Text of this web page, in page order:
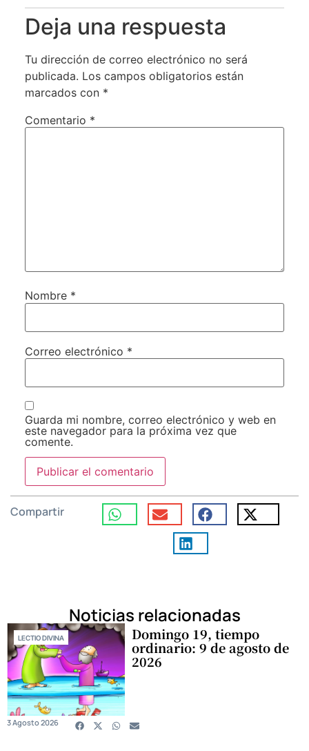
Deja una respuesta
Tu dirección de correo electrónico no será
publicada. Los campos obligatorios están
marcados con *
Comentario *
Nombre *
Correo electrónico *
Guarda mi nombre, correo electrónico y web en
este navegador para la próxima vez que
comente.
Compartir
Noticias relacionadas
LECTIO DIVINA Domingo 19, tiempo
ordinario: 9 de agosto de
2026
3 Agosto 2026